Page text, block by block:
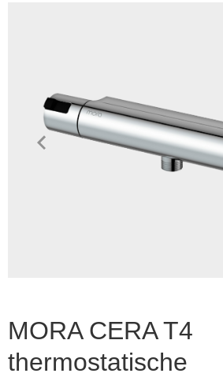
MORA CERA T4
thermostatische